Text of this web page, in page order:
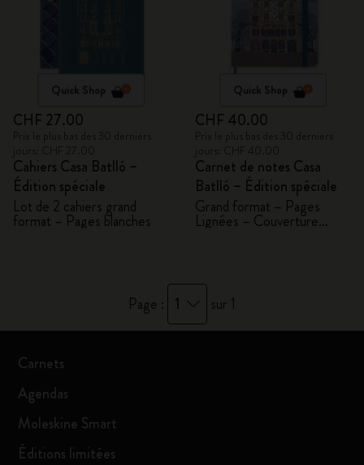
Quick Shop
CHF 27.00
Cahiers Casa Batlló –
Édition spéciale
Lot de 2 cahiers grand
format – Pages blanches
Quick Shop
CHF 40.00
Carnet de notes Casa
Batlló – Édition spéciale
Grand format – Pages
Lignées – Couverture
rigide
Page : 1 sur 1
Carnets
Agendas
Moleskine Smart
Éditions limitées